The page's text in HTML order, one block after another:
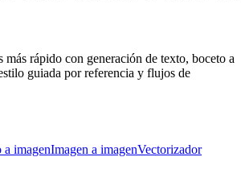
rápido con generación de texto, boceto a
guiada por referencia y flujos de
a imagenImagen a imagenVectorizador